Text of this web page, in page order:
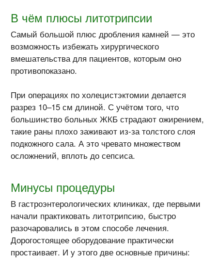
В чём плюсы литотрипсии
Самый большой плюс дробления камней — это
возможность избежать хирургического
вмешательства для пациентов, которым оно
противопоказано.
При операциях по холецистэктомии делается
разрез 10–15 см длиной. С учётом того, что
большинство больных ЖКБ страдают ожирением,
такие раны плохо заживают из-за толстого слоя
подкожного сала. А это чревато множеством
осложнений, вплоть до сепсиса.
Минусы процедуры
В гастроэнтерологических клиниках, где первыми
начали практиковать литотрипсию, быстро
разочаровались в этом способе лечения.
Дорогостоящее оборудование практически
простаивает. И у этого две основные причины: